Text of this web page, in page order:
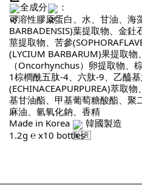
全成分
：
可溶性膠原蛋白、水、甘油、海
BARBADENSIS)葉提取物、金
莖提取物、苦參
(LYCIUM BARBARUM)果提取
（Oncorhynchus）卵提取物、
1棕櫚酰五肽-4、六肽-9、乙醯
(ECHINACEAPURPUREA)萃取
基甘油酯、甲基葡萄糖酸酯、聚
麻油、氫氧化鈉、香精
Made in Korea
韓國製造
1.2g ℮ x10 bottles